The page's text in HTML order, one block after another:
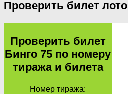
Проверить билет лото
Проверить билет
Бинго 75 по номеру
тиража и билета
Номер тиража: